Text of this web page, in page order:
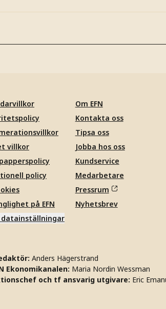
villkor
policy
på EFN
datainställningar
Om EFN
Kontakta oss
Tipsa oss
Jobba hos oss
Kundservice
Medarbetare
Pressrum
Nyhetsbrev
Anders Hägerstrand
Ekonomikanalen: Maria Nordin Wessman
och tf ansvarig utgivare: Eric